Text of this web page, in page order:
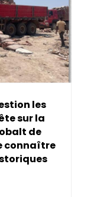
les
sur la
de
connaître